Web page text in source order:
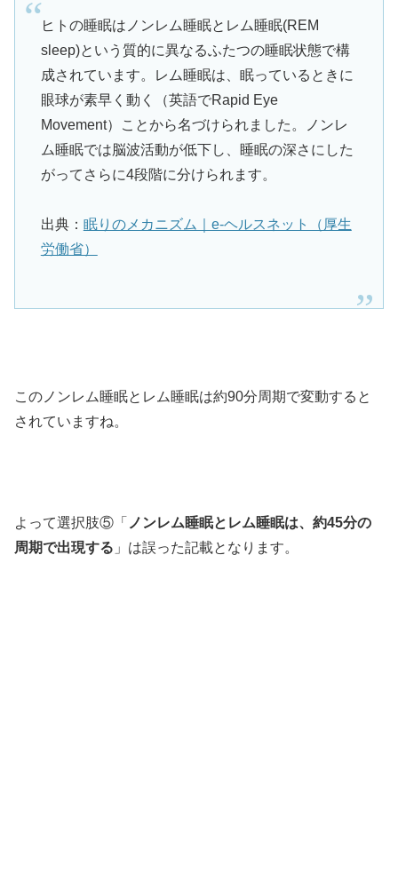
ヒトの睡眠はノンレム睡眠とレム睡眠(REM
sleep)という質的に異なるふたつの睡眠状態で構
成されています。レム睡眠は、眠っているときに
眼球が素早く動く（英語でRapid Eye
Movement）ことから名づけられました。ノンレ
ム睡眠では脳波活動が低下し、睡眠の深さにした
がってさらに4段階に分けられます。
出典： 眠りのメカニズム｜e-ヘルスネット（厚生
労働省）
このノンレム睡眠とレム睡眠は約90分周期で変動すると
されていますね。
よって選択肢⑤「 ノンレム睡眠とレム睡眠は、約45分の
周期で出現する 」は誤った記載となります。